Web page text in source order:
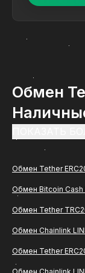
Обмен
ComCash
RUB/USD/
среди
удобно
зачислением
нужна
Обмен Tether
Обмен Bitcoin Cash
Обмен Tether
Обмен Chainlink
Обмен Tether